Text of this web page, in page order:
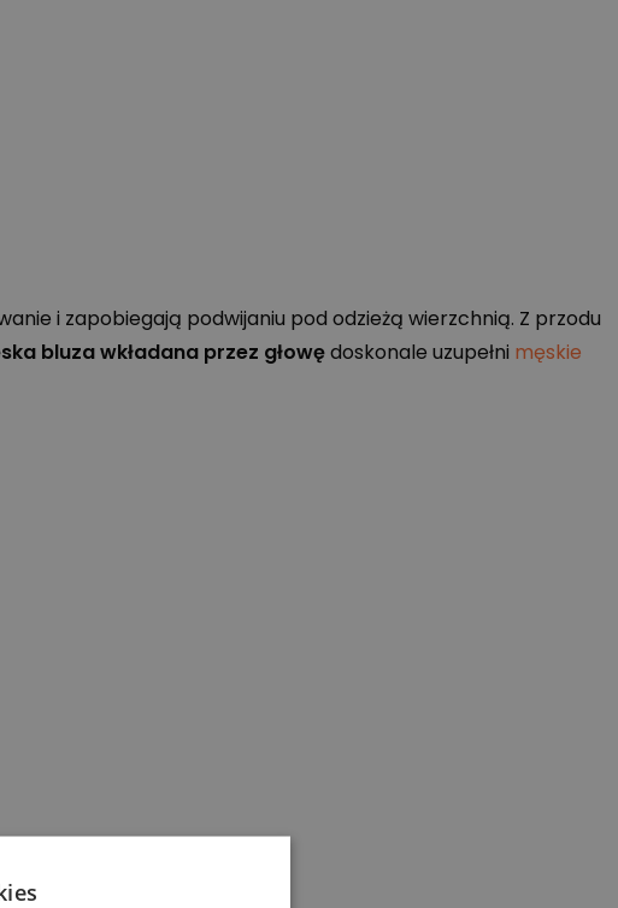
i zapobiegają podwijaniu pod odzieżą wierzchnią. Z przodu
bluza wkładana przez głowędoskonale uzupełni męskie